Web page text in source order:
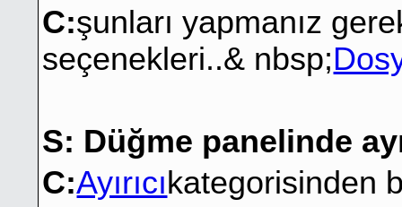
C:şunları yapmanız
seçenekleri..& nbsp;
S: Düğme panelinde
C:Ayırıcıkategorisinden